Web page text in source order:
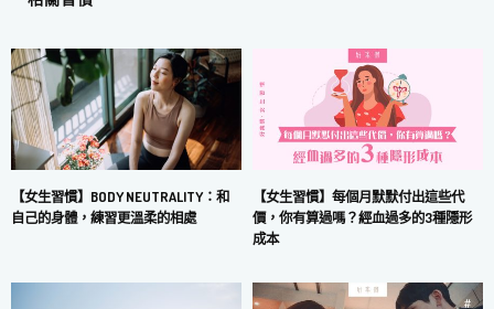
【女生習慣】BODY NEUTRALITY：和
自己的身體，練習更溫柔的相處
【女生習慣】每個月默默付出這些代
價，你有算過嗎？經血過多的3種隱形
成本